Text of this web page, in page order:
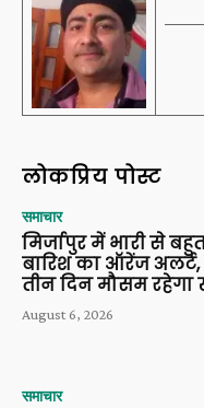
लोकप्रिय पोस्ट
समाचार
मिर्जापुर में भारी से
बारिश का ऑरेंज
तीन दिन मौसम रहेगा
August 6, 2026
समाचार